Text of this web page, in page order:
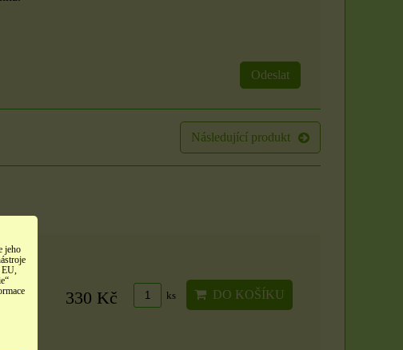
Odeslat
Následující produkt
330 Kč ks DO KOŠÍKU
DO KOŠÍKU
Máte pocit, že se ve vašem
životě zastavil proud? Že i
přes...
1500 Kč
DO KOŠÍKU
jeho
EU,